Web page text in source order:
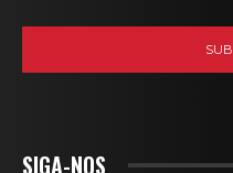
SIGA-NOS